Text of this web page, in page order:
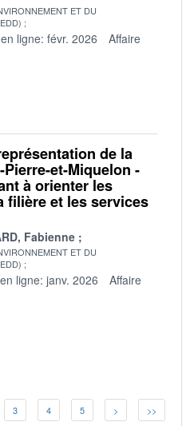
ET DU
ligne: févr. 2026
Affaire
de la
et-Miquelon -
à orienter les
filière et les services
Fabienne
ET DU
ligne: janv. 2026
Affaire
3 4 5 > >>